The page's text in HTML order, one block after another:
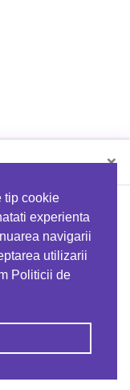
tip cookie
experienta
navigarii
utilizarii
Politicii de
×
folosind codul